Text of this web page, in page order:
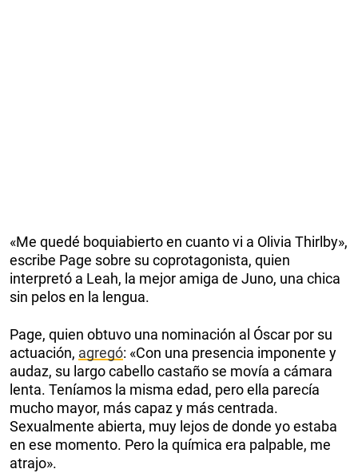
«Me quedé boquiabierto en cuanto vi a Olivia Thirlby»,
escribe Page sobre su coprotagonista, quien
interpretó a Leah, la mejor amiga de Juno, una chica
sin pelos en la lengua.
Page, quien obtuvo una nominación al Óscar por su
actuación, agregó: «Con una presencia imponente y
audaz, su largo cabello castaño se movía a cámara
lenta. Teníamos la misma edad, pero ella parecía
mucho mayor, más capaz y más centrada.
Sexualmente abierta, muy lejos de donde yo estaba
en ese momento. Pero la química era palpable, me
atrajo».